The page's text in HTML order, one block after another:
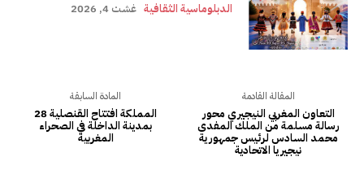
الدبلوماسية الثقافية غشت 4, 2026
المادة السابقة
المملكة افتتاح القنصلية 28
بمدينة الداخلة في الصحراء
المغربية
المقالة القادمة
التعاون المغربي النيجيري محور
رسالة مسلمة من الملك المفدى
محمد السادس لرئيس جمهورية
نيجيريا الاتحادية